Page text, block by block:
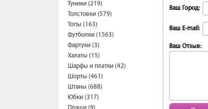
Туники (219)
Толстовки (579)
Топы (163)
Футболки (1563)
Фартуки (3)
Халаты (15)
Шарфы и платки (42)
Шорты (461)
Штаны (688)
Юбки (317)
Ваш Город:
Ваш E-mail:
Ваш Отзыв: